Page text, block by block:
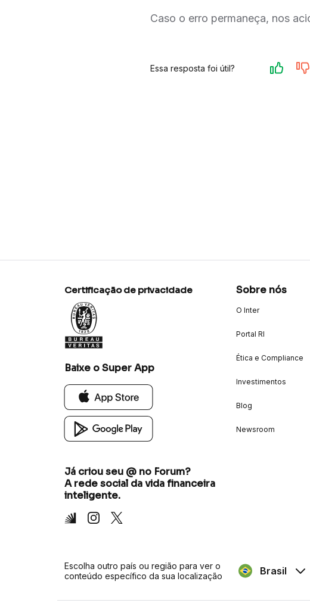
Caso o erro permaneça, nos
Essa resposta foi útil?
Certificação de privacidade
Baixe o Super App
Já criou seu @ no Forum?
A rede social da vida financeira
inteligente.
Inter Instagram
X
Sobre nós
O Inter
Portal RI
Ética e Compliance
Investimentos
Blog
Newsroom
Escolha outro país ou região para ver o
conteúdo específico da sua localização
Brasil